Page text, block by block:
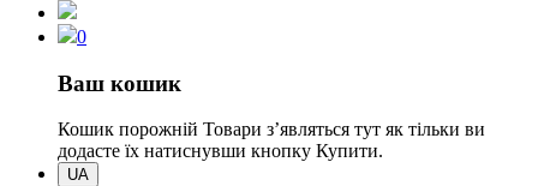
0
Ваш кошик
Кошик порожній Товари зʼявляться тут як тільки ви
додасте їх натиснувши кнопку Купити.
UA